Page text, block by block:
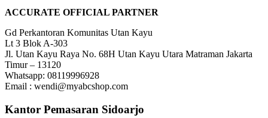
ACCURATE OFFICIAL PARTNER
Gd Perkantoran Komunitas Utan Kayu
Lt 3 Blok A-303
Jl. Utan Kayu Raya No. 68H Utan Kayu Utara Matraman Jakarta
Timur – 13120
Whatsapp: 08119996928
Email : wendi@myabcshop.com
Kantor Pemasaran Sidoarjo